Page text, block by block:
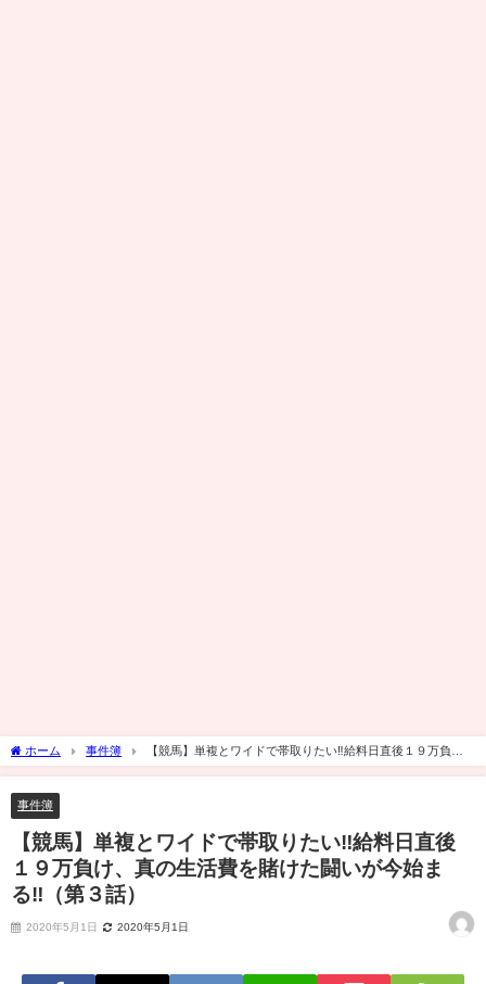
ホーム 事件簿
【競馬】単複とワイドで帯取りたい‼️給料日直後１９万負
け、真の生活費を賭けた闘いが今始まる‼️（第３話）
事件簿
【競馬】単複とワイドで帯取りたい‼️給料日直後
１９万負け、真の生活費を賭けた闘いが今始ま
る‼️（第３話）
2020年5月1日 2020年5月1日